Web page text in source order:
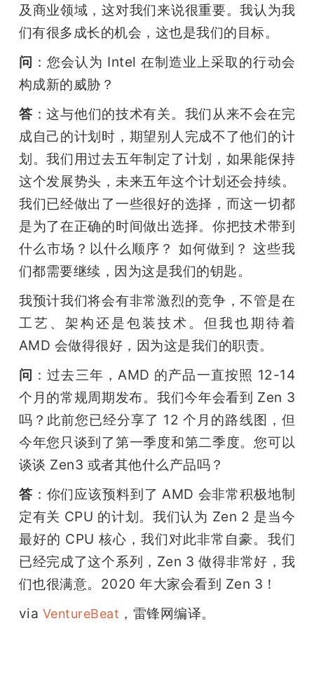
及商业领域，这对我们来说很重要。我认为我
们有很多成长的机会，这也是我们的目标。
问 ：您会认为 Intel 在制造业上采取的行动会
构成新的威胁？
答 ：这与他们的技术有关。我们从来不会在完
成自己的计划时，期望别人完成不了他们的计
划。我们用过去五年制定了计划，如果能保持
这个发展势头，未来五年这个计划还会持续。
我们已经做出了一些很好的选择，而这一切都
是为了在正确的时间做出选择。你把技术带到
什么市场？以什么顺序？ 如何做到？ 这些我
们都需要继续，因为这是我们的钥匙。
我预计我们将会有非常激烈的竞争，不管是在
工艺、架构还是包装技术。但我也期待着
AMD 会做得很好，因为这是我们的职责。
问 ：过去三年，AMD 的产品一直按照 12-14
个月的常规周期发布。我们今年会看到 Zen 3
吗？此前您已经分享了 12 个月的路线图，但
今年您只谈到了第一季度和第二季度。您可以
谈谈 Zen3 或者其他什么产品吗？
答 ：你们应该预料到了 AMD 会非常积极地制
定有关 CPU 的计划。我们认为 Zen 2 是当今
最好的 CPU 核心，我们对此非常自豪。我们
已经完成了这个系列，Zen 3 做得非常好，我
们也很满意。2020 年大家会看到 Zen 3！
via VentureBeat ，雷锋网编译。